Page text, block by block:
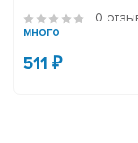
0
много
511 ₽